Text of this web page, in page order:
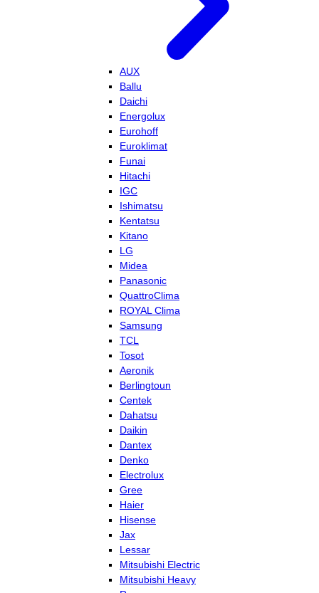
AUX
Ballu
Daichi
Energolux
Eurohoff
Euroklimat
Funai
Hitachi
IGC
Ishimatsu
Kentatsu
Kitano
LG
Midea
Panasonic
QuattroClima
ROYAL Clima
Samsung
TCL
Tosot
Aeronik
Berlingtoun
Centek
Dahatsu
Daikin
Dantex
Denko
Electrolux
Gree
Haier
Hisense
Jax
Lessar
Mitsubishi Electric
Mitsubishi Heavy